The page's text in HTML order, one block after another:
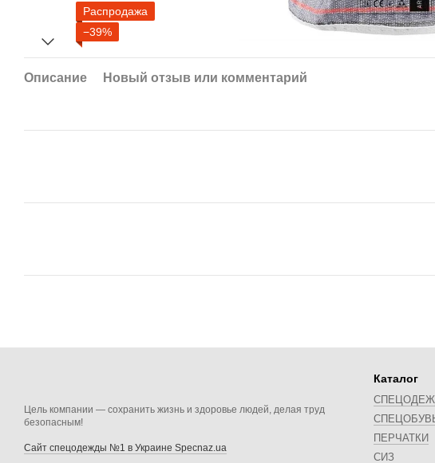
Распродажа
−39%
Описание Новый отзыв или комментарий
Цель компании — сохранить жизнь и здоровье людей, делая труд
безопасным!
Сайт спецодежды №1 в Украине Specnaz.ua
Каталог
ПЕРЧАТКИ
СИЗ